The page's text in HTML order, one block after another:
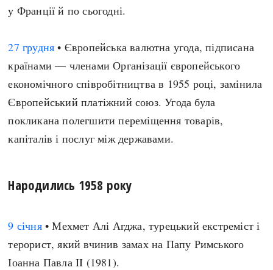
у Франції й по сьогодні.
27 грудня • Європейська валютна угода, підписана
країнами — членами Організації європейського
економічного співробітництва в 1955 році, замінила
Європейський платіжний союз. Угода була
покликана полегшити переміщення товарів,
капіталів і послуг між державами.
Народились 1958 року
9 січня• Мехмет Алі Агджа, турецький екстреміст і
терорист, який вчинив замах на Папу Римського
Іоанна Павла II (1981).